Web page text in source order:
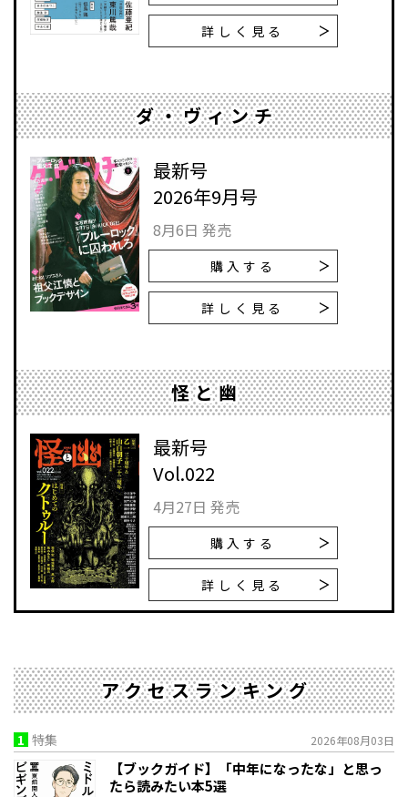
詳しく見る
ダ・ヴィンチ
最新号
2026年9月号
8月6日 発売
購入する
詳しく見る
怪と幽
最新号
Vol.022
4月27日 発売
購入する
詳しく見る
アクセスランキング
1 特集 2026年08月03日
【ブックガイド】「中年になったな」と思っ
たら読みたい本5選